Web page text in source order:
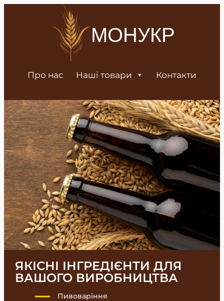
МОНУКР
Про нас Наші товари Контакти
ЯКІСНІ ІНГРЕДІЄНТИ ДЛЯ
ВАШОГО ВИРОБНИЦТВА
Пивоваріння